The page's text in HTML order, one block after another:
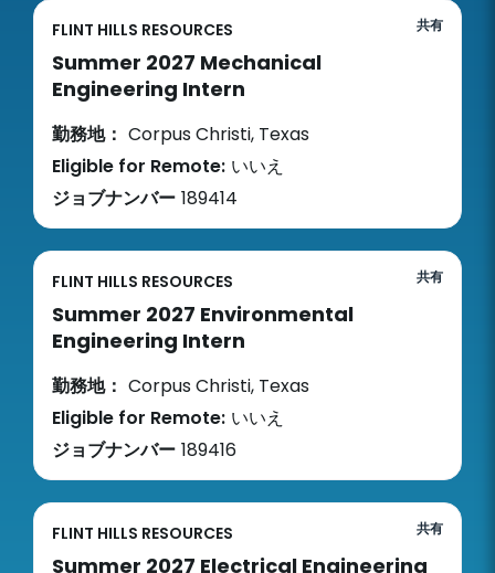
FLINT HILLS RESOURCES 共有
Summer 2027 Mechanical
Engineering Intern
勤務地： Corpus Christi, Texas
Eligible for Remote: いいえ
ジョブナンバー 189414
FLINT HILLS RESOURCES 共有
Summer 2027 Environmental
Engineering Intern
勤務地： Corpus Christi, Texas
Eligible for Remote: いいえ
ジョブナンバー 189416
FLINT HILLS RESOURCES 共有
Summer 2027 Electrical Engineering